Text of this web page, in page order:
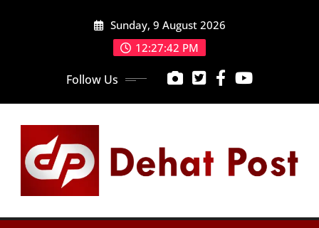
Sunday, 9 August 2026
12:27:43 PM
Follow Us